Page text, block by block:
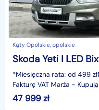
Kąty Opolskie, opolskie
*Miesięczna rata: od 499
Fakturę VAT Marża -
skarbowych.Gwarancja: 6
Ambi
47 999 zł